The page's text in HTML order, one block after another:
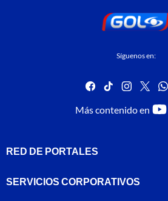
Síguenos en:
facebook
tiktok
Más contenido en
RED DE PORTALES
SERVICIOS CORPORATIVOS